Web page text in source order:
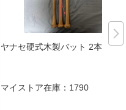
ヤナセ硬式木製バット 2本
マイストア在庫： 1790